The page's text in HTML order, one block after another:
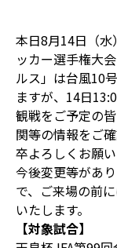
本日8月14日（
ッカー選手権大
ルス」は台風10
ますが、14日
観戦をご予定の
関等の情報をご
卒よろしくお願い
今後変更等があ
で、ご来場の前
いたします。
【対象試合】